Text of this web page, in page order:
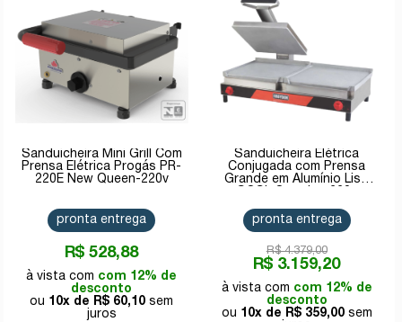
Sanduicheira Mini Grill Com
Prensa Elétrica Progás PR-
220E New Queen-220v
R$ 528,88
com 12% de
desconto
10x de
R$ 60,10
pronta entrega
Sanduicheira Elétrica
Conjugada com Prensa
Grande em Alumínio Liso
R$ 3.159,20
com 12% de
desconto
R$ 4.379,00
10x de R$ 359,00
pronta entrega